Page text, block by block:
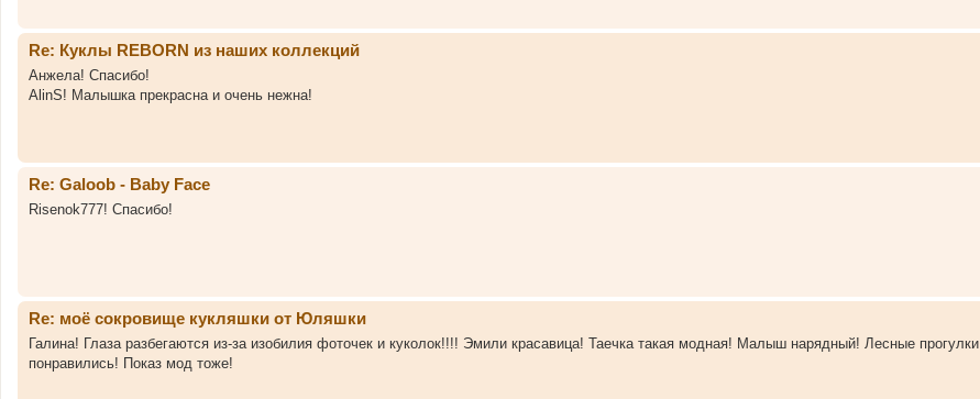
Re: Куклы REBORN из наших коллекций
Анжела! Спасибо!
AlinS! Малышка прекрасна и очень нежна!
Re: Galoob - Baby Face
Risenok777! Спасибо!
Re: моё сокровище кукляшки от Юляшки
Галина! Глаза разбегаются из-за изобилия фоточек и куколок!!!! Эмили красавица! Таечка такая модная! Малыш нарядный! Лесные прогулки
понравились! Показ мод тоже!